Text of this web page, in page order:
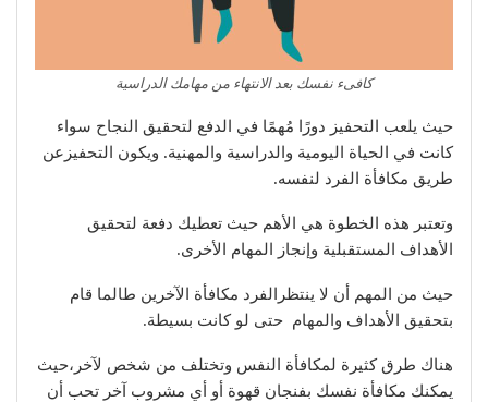
كافىء نفسك بعد الانتهاء من مهامك الدراسية
حيث يلعب التحفيز دورًا مُهمًا في الدفع لتحقيق النجاح سواء
كانت في الحياة اليومية والدراسية والمهنية. ويكون التحفيزعن
طريق مكافأة الفرد لنفسه.
وتعتبر هذه الخطوة هي الأهم حيث تعطيك دفعة لتحقيق
الأهداف المستقبلية وإنجاز المهام الأخرى.
حيث من المهم أن لا ينتظرالفرد مكافأة الآخرين طالما قام
بتحقيق الأهداف والمهام حتى لو كانت بسيطة.
هناك طرق كثيرة لمكافأة النفس وتختلف من شخص لآخر،حيث
يمكنك مكافأة نفسك بفنجان قهوة أو أي مشروب آخر تحب أن